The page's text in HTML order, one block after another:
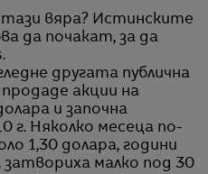
вяра? Истинските
да почакат, за да
другата публична
акции на
и започна
г. Няколко месеца по-
1,30 долара, години
затвориха малко под 30